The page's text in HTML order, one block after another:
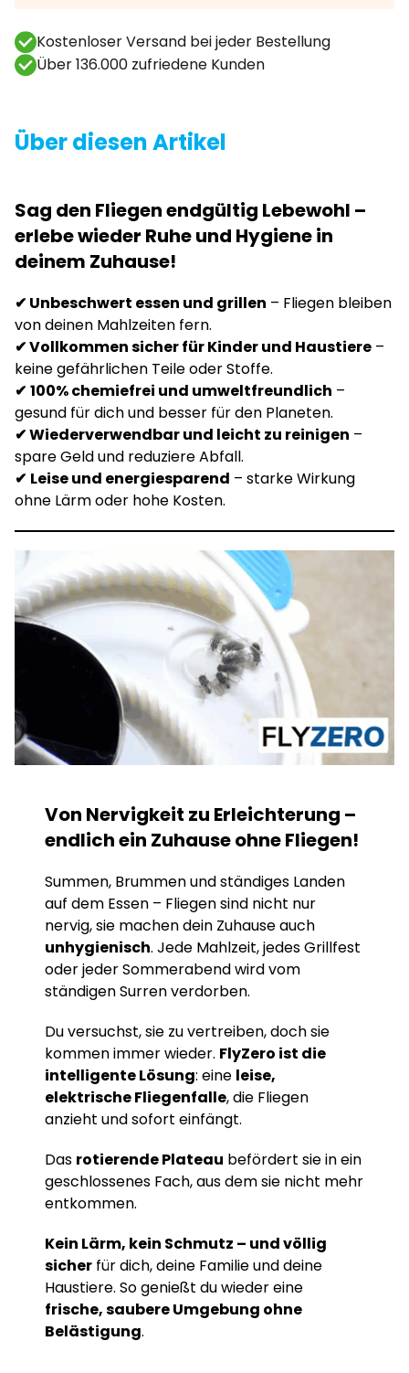
Kostenloser Versand bei jeder Bestellung
Über 136.000 zufriedene Kunden
Über diesen Artikel
Sag den Fliegen endgültig Lebewohl –
erlebe wieder Ruhe und Hygiene in
deinem Zuhause!
✔ Unbeschwert essen und grillen – Fliegen bleiben
von deinen Mahlzeiten fern.
✔ Vollkommen sicher für Kinder und Haustiere –
keine gefährlichen Teile oder Stoffe.
✔ 100% chemiefrei und umweltfreundlich –
gesund für dich und besser für den Planeten.
✔ Wiederverwendbar und leicht zu reinigen –
spare Geld und reduziere Abfall.
✔ Leise und energiesparend – starke Wirkung
ohne Lärm oder hohe Kosten.
Von Nervigkeit zu Erleichterung –
endlich ein Zuhause ohne Fliegen!
Summen, Brummen und ständiges Landen
auf dem Essen – Fliegen sind nicht nur
nervig, sie machen dein Zuhause auch
unhygienisch. Jede Mahlzeit, jedes Grillfest
oder jeder Sommerabend wird vom
ständigen Surren verdorben.
Du versuchst, sie zu vertreiben, doch sie
kommen immer wieder. FlyZero ist die
intelligente Lösung: eine leise,
elektrische Fliegenfalle, die Fliegen
anzieht und sofort einfängt.
Das rotierende Plateau befördert sie in ein
geschlossenes Fach, aus dem sie nicht mehr
entkommen.
Kein Lärm, kein Schmutz – und völlig
sicher für dich, deine Familie und deine
Haustiere. So genießt du wieder eine
frische, saubere Umgebung ohne
Belästigung.